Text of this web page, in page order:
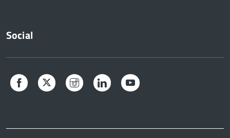
Social
Facebook Twitter Instagram LinkedIn